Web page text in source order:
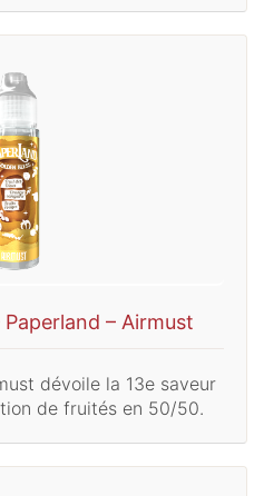
– Airmust
dévoile la 13e saveur
de fruités en 50/50.